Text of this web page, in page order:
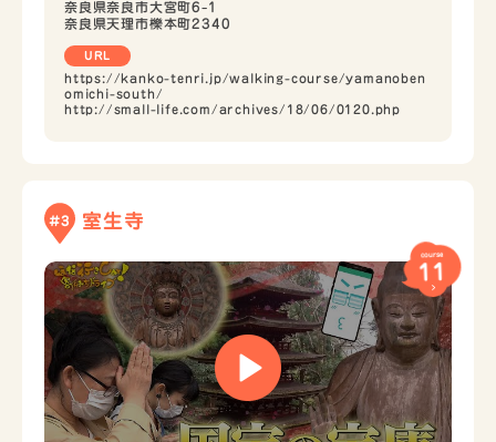
奈良県奈良市大宮町6-1
奈良県天理市櫟本町2340
URL
https://kanko-tenri.jp/walking-course/yamanoben
omichi-south/
http://small-life.com/archives/18/06/0120.php
#3 室生寺
course
11